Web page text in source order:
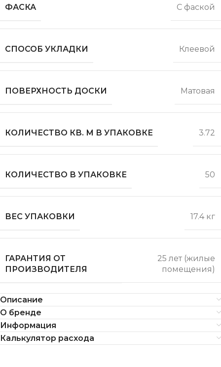
ФАСКА С фаской
СПОСОБ УКЛАДКИ Клеевой
ПОВЕРХНОСТЬ ДОСКИ Матовая
КОЛИЧЕСТВО КВ. М В УПАКОВКЕ 3.72
КОЛИЧЕСТВО В УПАКОВКЕ 50
ВЕС УПАКОВКИ 17.4 кг
ГАРАНТИЯ ОТ
ПРОИЗВОДИТЕЛЯ
25 лет (жилые
помещения)
Описание
О бренде
Информация
Калькулятор расхода